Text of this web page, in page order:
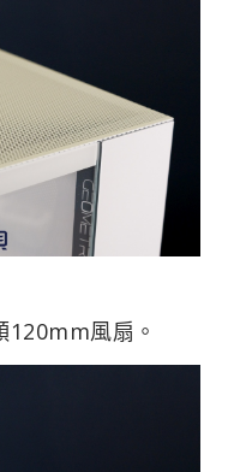
風扇。